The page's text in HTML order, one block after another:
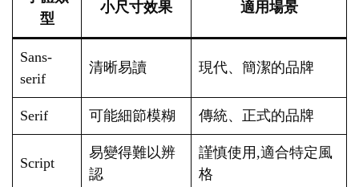
型
小尺寸效果 適用場景
Sans-
serif
清晰易讀 現代、簡潔的品牌
Serif 可能細節模糊 傳統、正式的品牌
Script
易變得難以辨
認
謹慎使用,適合特定風
格